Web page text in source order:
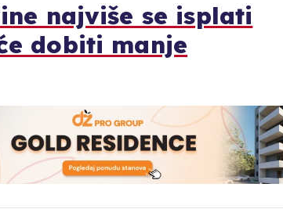
najviše se isplati
dobiti manje